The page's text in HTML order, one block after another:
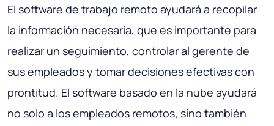
El software de trabajo remoto ayudará a recopilar
la información necesaria, que es importante para
realizar un seguimiento, controlar al gerente de
sus empleados y tomar decisiones efectivas con
prontitud. El software basado en la nube ayudará
no solo a los empleados remotos, sino también